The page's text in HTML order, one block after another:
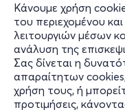
Κάνουμε χρήση
του περιεχομένου
λειτουργιών μέσων
ανάλυση της
Σας δίνεται η
απαραίτητων
χρήση τους, ή
προτιμήσεις,